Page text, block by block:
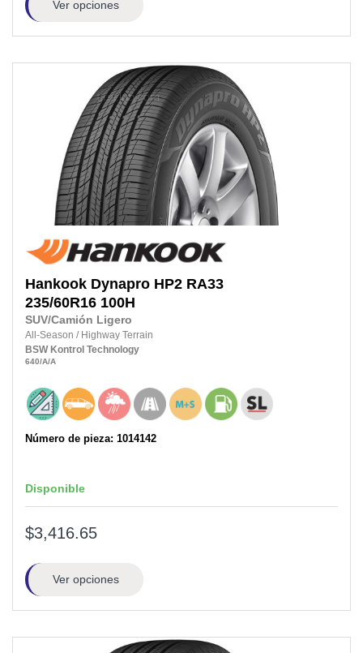
Ver opciones
Hankook Dynapro HP2 RA33
235/60R16 100H
SUV/Camión Ligero
All-Season / Highway Terrain
BSW Kontrol Technology
640/A/A
Número de pieza: 1014142
Disponible
$3,416.65
Ver opciones